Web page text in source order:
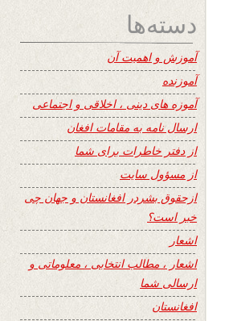
دسته‌ها
آموزش و اهمیت آن
آموزنده
آموزه های دینی ، اخلاقی و اجتماعی
ارسال نامه به مقامات افغان
از دفتر خاطرات برای شما
از مسؤول سایت
ازحقوق بشردر افغانستان و جهان چی
خبر است؟
اشعار
اشعار ، مطالب انتخابی ، معلوماتی و
ارسالی شما
افغانستان